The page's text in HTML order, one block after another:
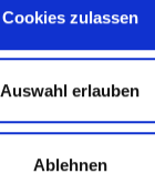
Cookies zulassen
Auswahl erlauben
Ablehnen